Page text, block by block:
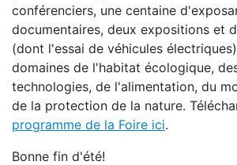
conférenciers, une centaine
documentaires, deux expositions et
(dont l'essai de véhicules
domaines de l'habitat écologique,
technologies, de l'alimentation, du
de la protection de la nature.
programme de la Foire ici.
Bonne fin d'été!